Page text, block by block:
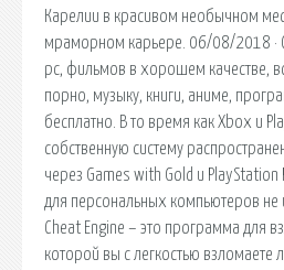
Карелии в красивом необычном
мраморном карьере. 06/08/2018 ·
pc, фильмов в хорошем качестве,
порно, музыку, книги, аниме,
бесплатно. В то время как Xbox и
собственную систему
через Games with Gold и PlayStation
для персональных компьютеров не
Cheat Engine – это программа для
которой вы с легкостью взломаете